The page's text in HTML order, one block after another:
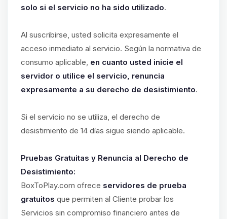
solo si el servicio no ha sido utilizado.
Al suscribirse, usted solicita expresamente el
acceso inmediato al servicio. Según la normativa de
consumo aplicable, en cuanto usted inicie el
servidor o utilice el servicio, renuncia
expresamente a su derecho de desistimiento.
Si el servicio no se utiliza, el derecho de
desistimiento de 14 días sigue siendo aplicable.
Pruebas Gratuitas y Renuncia al Derecho de
Desistimiento:
BoxToPlay.com ofrece servidores de prueba
gratuitos que permiten al Cliente probar los
Servicios sin compromiso financiero antes de